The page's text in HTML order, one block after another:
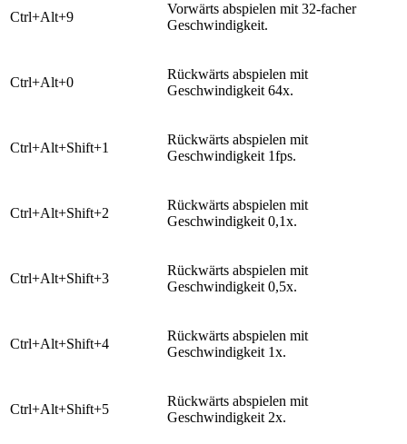
​Ctrl+Alt+9
​Vorwärts abspielen mit 32-facher
Geschwindigkeit.
​Ctrl+Alt+0
Rückwärts abspielen mit
Geschwindigkeit 64x.
​Ctrl+Alt+Shift+1
​Rückwärts abspielen mit
Geschwindigkeit 1fps.
​Ctrl+Alt+Shift+2
Rückwärts abspielen mit
Geschwindigkeit 0,1x.
​Ctrl+Alt+Shift+3
​Rückwärts abspielen mit
Geschwindigkeit 0,5x.
​Ctrl+Alt+Shift+4
​Rückwärts abspielen mit
Geschwindigkeit 1x.
​Ctrl+Alt+Shift+5
​Rückwärts abspielen mit
Geschwindigkeit 2x.